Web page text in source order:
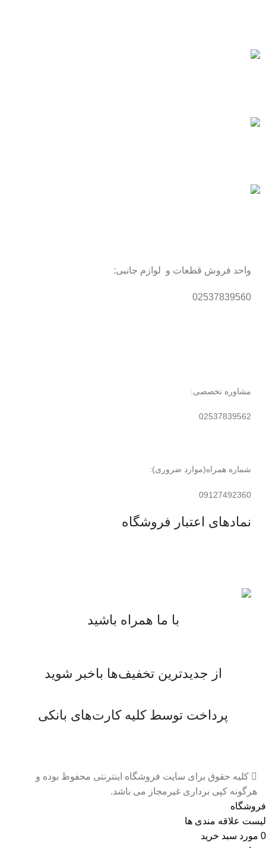
واحد فروش قطعات و لوازم جانبی:
02537839560
مشاوره تخصصی:
02537839562
شماره همراه(موارد ضروری):
09127492360
نمادهای اعتبار فروشگاه
با ما همراه باشید
از جدیدترین تخفیف‌ها باخبر شوید
پرداخت توسط کلیه کارت‌های بانکی
کلیه حقوق برای سایت فروشگاه اینترنتی محفوظ بوده و
هرگونه کپی برداری غیرمجاز می باشد.
فروشگاه
لیست علاقه مندی ها
0 مورد سبد خرید